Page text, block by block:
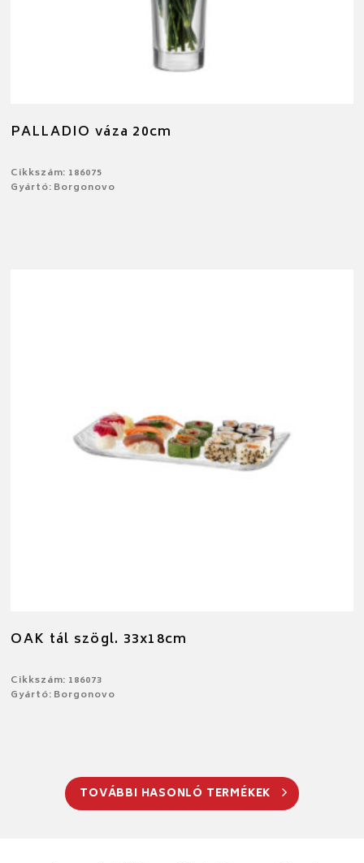
PALLADIO váza 20cm
Cikkszám: 186075
Gyártó: Borgonovo
OAK tál szögl. 33x18cm
Cikkszám: 186073
Gyártó: Borgonovo
TOVÁBBI HASONLÓ TERMÉKEK